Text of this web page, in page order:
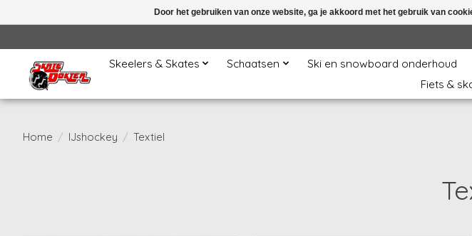
Skeelers & Skates Schaatsen Ski en snowboard onderhoud
Fiets &
Home / IJshockey / Textiel
Door het gebruiken van onze website, ga je akkoord met het gebruik van